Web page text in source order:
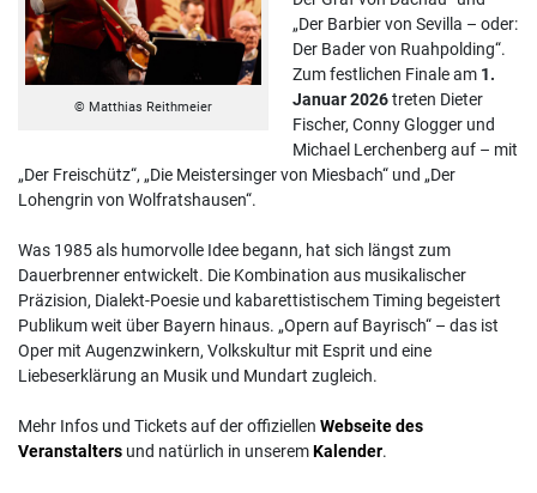
© Matthias Reithmeier
„Der Barbier von Sevilla – oder:
Der Bader von Ruahpolding“.
Zum festlichen Finale am 1.
Januar 2026treten Dieter
Fischer, Conny Glogger und
Michael Lerchenberg auf – mit
„Der Freischütz“, „Die Meistersinger von Miesbach“ und „Der
Lohengrin von Wolfratshausen“.
Was 1985 als humorvolle Idee begann, hat sich längst zum
Dauerbrenner entwickelt. Die Kombination aus musikalischer
Präzision, Dialekt-Poesie und kabarettistischem Timing begeistert
Publikum weit über Bayern hinaus. „Opern auf Bayrisch“ – das ist
Oper mit Augenzwinkern, Volkskultur mit Esprit und eine
Liebeserklärung an Musik und Mundart zugleich.
Mehr Infos und Tickets auf der offiziellen Webseite des
Veranstalters und natürlich in unseremKalender.